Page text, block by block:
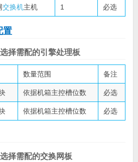
交换机主机 1 必选
置
择需配的引擎处理板
数量范围 备注
依据机箱主控槽位数 必选
依据机箱主控槽位数 必选
择需配的交换网板